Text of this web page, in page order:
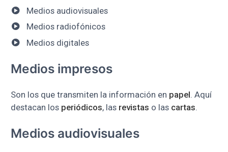
Medios audiovisuales
Medios radiofónicos
Medios digitales
Medios impresos
Son los que transmiten la información en papel. Aquí
destacan los periódicos, las revistas o las cartas.
Medios audiovisuales